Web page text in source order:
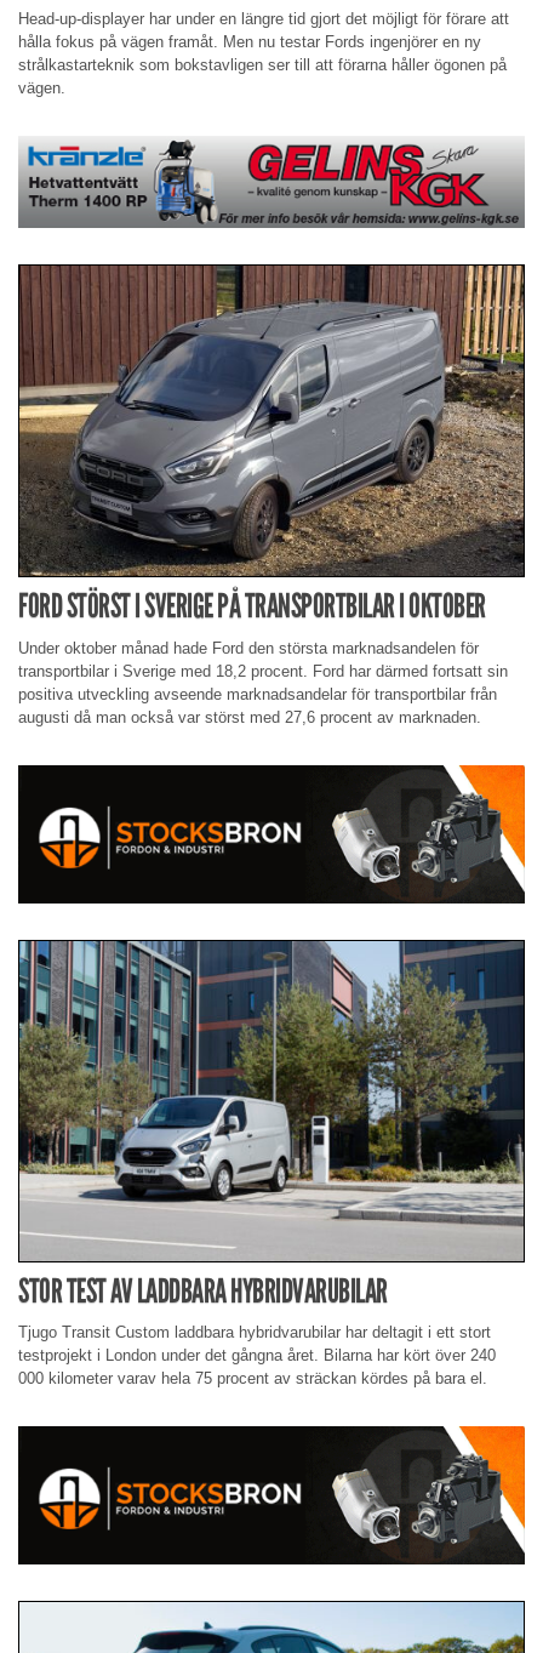
Head-up-displayer har under en längre tid gjort det möjligt för förare att
hålla fokus på vägen framåt. Men nu testar Fords ingenjörer en ny
strålkastarteknik som bokstavligen ser till att förarna håller ögonen på
vägen.
FORD STÖRST I SVERIGE PÅ TRANSPORTBILAR I OKTOBER
Under oktober månad hade Ford den största marknadsandelen för
transportbilar i Sverige med 18,2 procent. Ford har därmed fortsatt sin
positiva utveckling avseende marknadsandelar för transportbilar från
augusti då man också var störst med 27,6 procent av marknaden.
STOR TEST AV LADDBARA HYBRIDVARUBILAR
Tjugo Transit Custom laddbara hybridvarubilar har deltagit i ett stort
testprojekt i London under det gångna året. Bilarna har kört över 240
000 kilometer varav hela 75 procent av sträckan kördes på bara el.